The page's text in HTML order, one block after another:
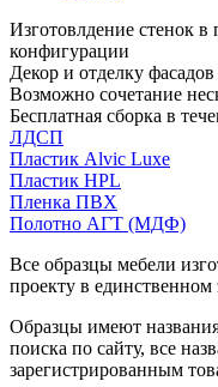
Изготовлдение стенок
конфигурации
Декор и отделку
Возможно сочетание
Бесплатная сборка в
ЛДСП
Пластик Alvic Luxe
Пластик HPL
Пленка ПВХ
Полотно АГТ (МДФ)
Все образцы мебели
проекту в единственном
Образцы имеют
поиска по сайту, все
зарегистрированным